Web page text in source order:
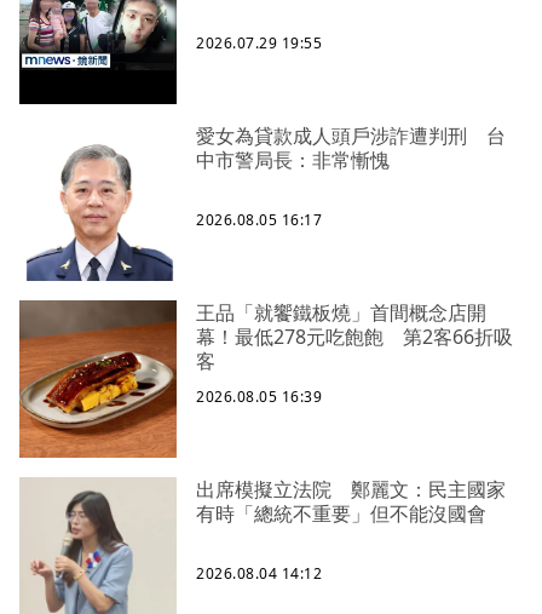
2026.07.29 19:55
愛女為貸款成人頭戶涉詐遭判刑 台
中市警局長：非常慚愧
2026.08.05 16:17
王品「就饗鐵板燒」首間概念店開
幕！最低278元吃飽飽 第2客66折吸
客
2026.08.05 16:39
出席模擬立法院 鄭麗文：民主國家
有時「總統不重要」但不能沒國會
2026.08.04 14:12